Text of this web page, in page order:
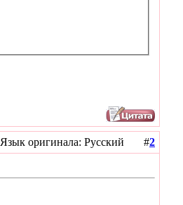
Язык оригинала: Русский #2